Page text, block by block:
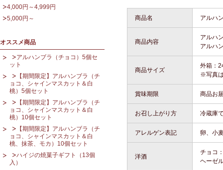
商品名 アルハ
商品内容
アルハ
アルハ
商品サイズ
外箱：
※写真
賞味期限 商品お
お召し上がり方 冷蔵庫
アレルゲン表記 卵、小
洋酒
チョコ
ヘーゼ
4,000円～4,999円
5,000円～
オススメ商品
アルハンブラ（チョコ）5個セ
ット
【期間限定】アルハンブラ（チ
ョコ、シャインマスカット＆白
桃）5個セット
【期間限定】アルハンブラ（チ
ョコ、シャインマスカット＆白
桃）10個セット
【期間限定】アルハンブラ（チ
ョコ、シャインマスカット＆白
桃、抹茶、モカ）10個セット
ハイジの焼菓子ギフト（13個
入）